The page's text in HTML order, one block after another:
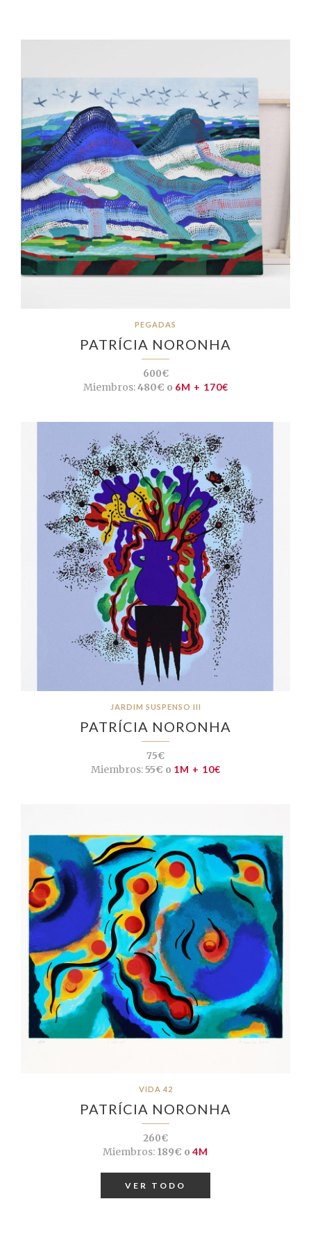
PEGADAS
PATRÍCIA NORONHA
600€
Miembros:480€ o 6M + 170€
JARDIM SUSPENSO III
PATRÍCIA NORONHA
75€
Miembros:55€ o 1M + 10€
VIDA 42
PATRÍCIA NORONHA
260€
Miembros: 189€ o 4M
VER TODO